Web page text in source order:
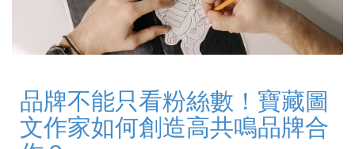
品牌不能只看粉絲數！寶藏圖
文作家如何創造高共鳴品牌合